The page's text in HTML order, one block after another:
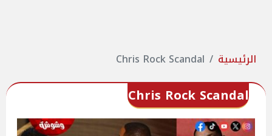
الرئيسية Chris Rock Scandal
Chris Rock Scandal